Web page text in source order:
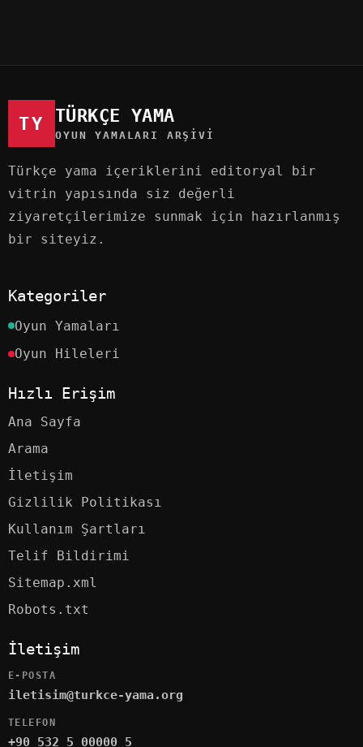
TY TÜRKÇE YAMA
OYUN YAMALARI ARŞIVI
Türkçe yama içeriklerini editoryal bir
vitrin yapısında siz değerli
ziyaretçilerimize sunmak için hazırlanmış
bir siteyiz.
Kategoriler
Oyun Yamaları
Oyun Hileleri
Hızlı Erişim
Ana Sayfa
Arama
İletişim
Gizlilik Politikası
Kullanım Şartları
Telif Bildirimi
Sitemap.xml
Robots.txt
İletişim
E-POSTA
iletisim@turkce-yama.org
TELEFON
+90 532 5 00000 5